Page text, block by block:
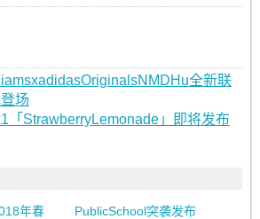
全新联
场
「StrawberryLemonade」即将发布
年春
PublicSchool突袭发布